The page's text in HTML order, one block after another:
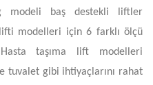
modeli baş destekli liftler
lifti modelleri için 6 farklı ölçü
Hasta taşıma lift modelleri
tuvalet gibi ihtiyaçlarını rahat